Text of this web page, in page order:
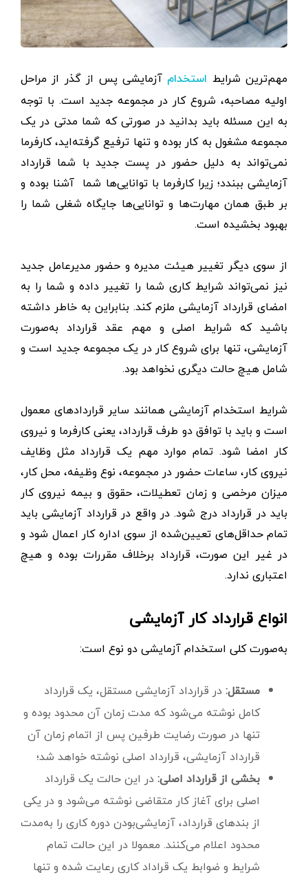
مهم‌ترین شرایط استخدام آزمایشی پس از گذر از مراحل
اولیه مصاحبه، شروع کار در مجموعه جدید است. با توجه
به این مسئله باید بدانید در صورتی که شما مدتی در یک
مجموعه مشغول به کار بوده و تنها ترفیع گرفته‌اید، کارفرما
نمی‌تواند به دلیل حضور در پست جدید با شما قرارداد
آزمایشی ببندد؛ زیرا کارفرما با توانایی‌ها شما آشنا بوده و
بر طبق همان مهارت‌ها و توانایی‌ها جایگاه شغلی شما را
بهبود بخشیده است.
از سوی دیگر تغییر هیئت مدیره و حضور مدیرعامل جدید
نیز نمی‌تواند شرایط کاری شما را تغییر داده و شما را به
امضای قرارداد آزمایشی ملزم کند. بنابراین به خاطر داشته
باشید که شرایط اصلی و مهم عقد قرارداد به‌صورت
آزمایشی، تنها برای شروع کار در یک مجموعه جدید است و
شامل هیچ حالت دیگری نخواهد بود.
شرایط استخدام آزمایشی همانند سایر قراردادهای معمول
است و باید با توافق دو طرف قرارداد، یعنی کارفرما و نیروی
کار امضا شود. تمام موارد مهم یک قرارداد مثل وظایف
نیروی کار، ساعات حضور در مجموعه، نوع وظیفه، محل کار،
میزان مرخصی و زمان تعطیلات، حقوق و بیمه نیروی کار
باید در قرارداد درج شود. در واقع در قرارداد آزمایشی باید
تمام حداقل‌های تعیین‌شده از سوی اداره کار اعمال شود و
در غیر این صورت، قرارداد برخلاف مقررات بوده و هیچ
اعتباری ندارد.
انواع قرارداد کار آزمایشی
به‌صورت کلی استخدام آزمایشی دو نوع است:
مستقل:در قرارداد آزمایشی مستقل، یک قرارداد
کامل نوشته می‌شود که مدت زمان آن محدود بوده و
تنها در صورت رضایت طرفین پس از اتمام زمان آن
قرارداد آزمایشی، قرارداد اصلی نوشته خواهد شد؛
بخشی از قرارداد اصلی:در این حالت یک قرارداد
اصلی برای آغاز کار متقاضی نوشته می‌شود و در یکی
از بندهای قرارداد، آزمایشی‌بودن دوره کاری را به‌مدت
محدود اعلام می‌کنند. معمولا در این حالت تمام
شرایط و ضوابط یک قراداد کاری رعایت شده و تنها